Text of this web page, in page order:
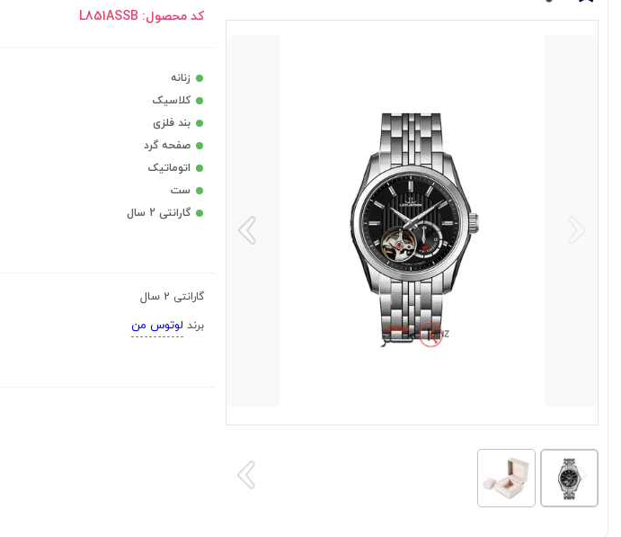
کد محصول: L851ASSB
زنانه
کلاسیک
بند فلزی
صفحه گرد
اتوماتیک
ست
گارانتی 2 سال
گارانتی 2 سال
برند لوتوس من